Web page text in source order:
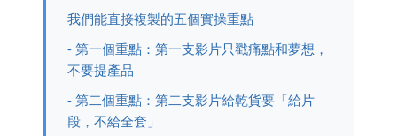
我們能直接複製的五個實操重點
- 第一個重點：第一支影片只戳痛點和夢想，
不要提產品
- 第二個重點：第二支影片給乾貨要「給片
段，不給全套」